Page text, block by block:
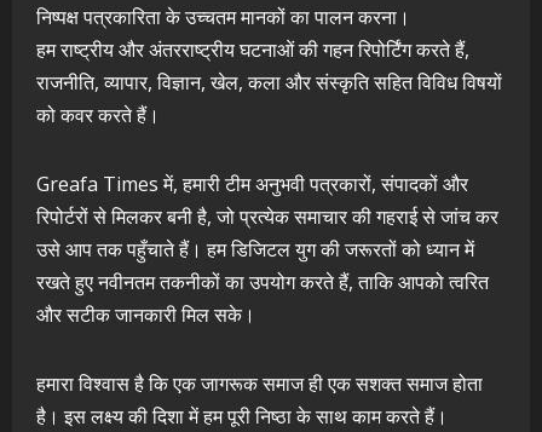
निष्पक्ष पत्रकारिता के उच्चतम मानकों का पालन करना।
हम राष्ट्रीय और अंतरराष्ट्रीय घटनाओं की गहन रिपोर्टिंग करते हैं,
राजनीति, व्यापार, विज्ञान, खेल, कला और संस्कृति सहित विविध विषयों
को कवर करते हैं।
Greafa Times में, हमारी टीम अनुभवी पत्रकारों, संपादकों और
रिपोर्टरों से मिलकर बनी है, जो प्रत्येक समाचार की गहराई से जांच कर
उसे आप तक पहुँचाते हैं। हम डिजिटल युग की जरूरतों को ध्यान में
रखते हुए नवीनतम तकनीकों का उपयोग करते हैं, ताकि आपको त्वरित
और सटीक जानकारी मिल सके।
हमारा विश्वास है कि एक जागरूक समाज ही एक सशक्त समाज होता
है। इस लक्ष्य की दिशा में हम पूरी निष्ठा के साथ काम करते हैं।